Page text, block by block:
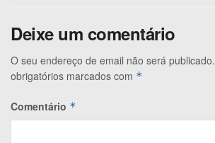
Deixe um comentário
O seu endereço de email não será publicado.
obrigatórios marcados com *
Comentário *